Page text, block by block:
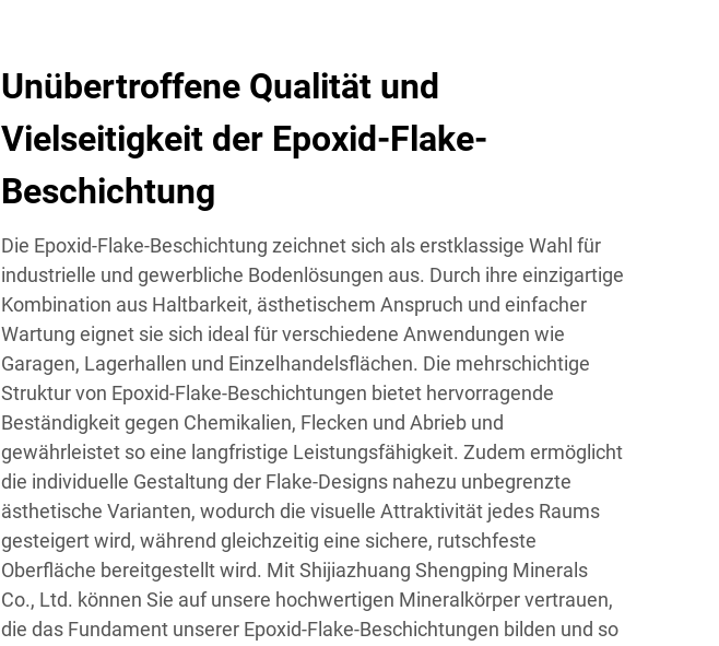
Unübertroffene Qualität und
Vielseitigkeit der Epoxid-Flake-
Beschichtung
Die Epoxid-Flake-Beschichtung zeichnet sich als erstklassige Wahl für
industrielle und gewerbliche Bodenlösungen aus. Durch ihre einzigartige
Kombination aus Haltbarkeit, ästhetischem Anspruch und einfacher
Wartung eignet sie sich ideal für verschiedene Anwendungen wie
Garagen, Lagerhallen und Einzelhandelsflächen. Die mehrschichtige
Struktur von Epoxid-Flake-Beschichtungen bietet hervorragende
Beständigkeit gegen Chemikalien, Flecken und Abrieb und
gewährleistet so eine langfristige Leistungsfähigkeit. Zudem ermöglicht
die individuelle Gestaltung der Flake-Designs nahezu unbegrenzte
ästhetische Varianten, wodurch die visuelle Attraktivität jedes Raums
gesteigert wird, während gleichzeitig eine sichere, rutschfeste
Oberfläche bereitgestellt wird. Mit Shijiazhuang Shengping Minerals
Co., Ltd. können Sie auf unsere hochwertigen Mineralkörper vertrauen,
die das Fundament unserer Epoxid-Flake-Beschichtungen bilden und so